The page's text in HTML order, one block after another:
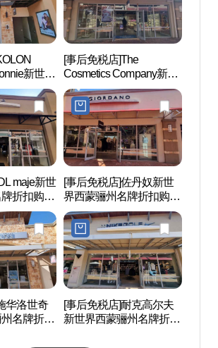
新世界
扣购物中
신세계사
울렛 여
[事后免税店]The
Cosmetics Company新世
界西蒙骊州名牌折扣购物
中心(더 코스메틱 컴퍼니
스토어 신세계사이먼프
리미엄아울렛 여주점)
maje新世
折扣购物
계사이먼
여주점)
[事后免税店]佐丹奴新世
界西蒙骊州名牌折扣购物
中心(지오다노 신세계사
이먼프리미엄아울렛 여
주점)
华洛世奇
名牌折扣
[事后免税店]耐克高尔夫
新世界西蒙骊州名牌折扣